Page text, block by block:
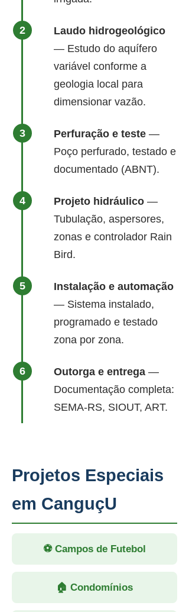
Laudo hidrogeológico
— Estudo do aquífero
variável conforme a
geologia local para
dimensionar vazão.
Perfuração e teste —
Poço perfurado, testado e
documentado (ABNT).
Projeto hidráulico —
Tubulação, aspersores,
zonas e controlador Rain
Bird.
Instalação e automação
— Sistema instalado,
programado e testado
zona por zona.
Outorga e entrega —
Documentação completa:
SEMA-RS, SIOUT, ART.
Projetos Especiais
em CanguçU
⚽ Campos de Futebol
🏠 Condomínios